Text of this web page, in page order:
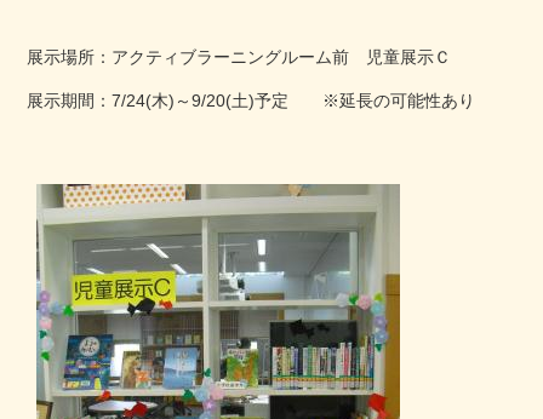
展示場所：アクティブラーニングルーム前 児童展示Ｃ
展示期間：7/24(木)～9/20(土)予定 ※延長の可能性あり